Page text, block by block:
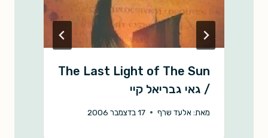
The Last Light of The Sun
/ גאי גבריאל קיי
מאת: אלעד שרף 17 בדצמבר 2006